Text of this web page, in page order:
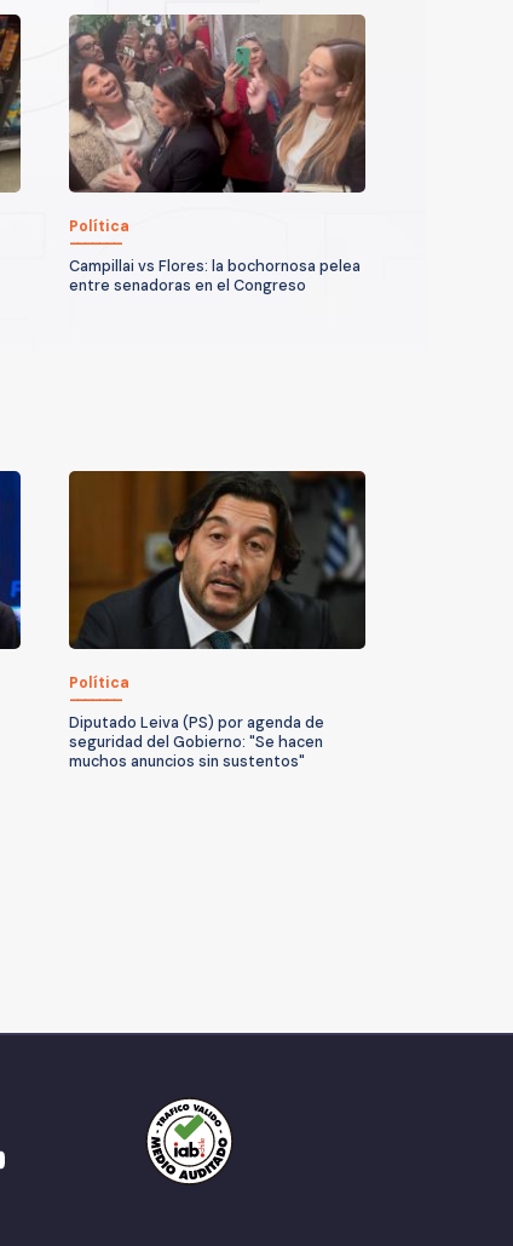
Política
Campillai vs Flores: la bochornosa pelea
entre senadoras en el Congreso
Política
Diputado Leiva (PS) por agenda de
seguridad del Gobierno: "Se hacen
muchos anuncios sin sustentos"